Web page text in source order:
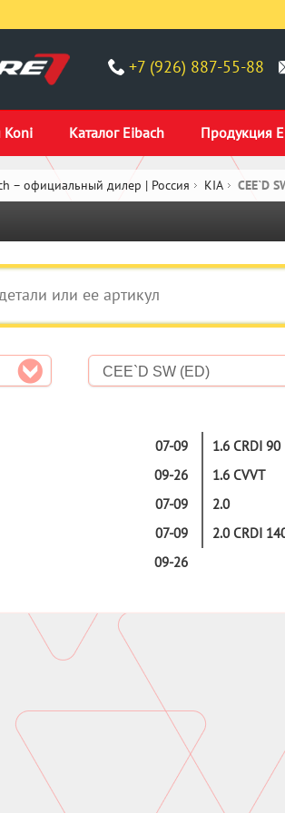
+7 (926) 887-55-88
Koni Каталог Eibach Продукция
– официальный дилер | Россия KIA CEE`D
CEE`D SW (ED)
07-09
09-26
07-09
07-09
09-26
1.6 CRDI 90
1.6 CVVT
2.0
2.0 CRDI